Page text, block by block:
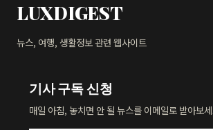
LUXDIGEST
뉴스, 여행, 생활정보 관련 웹사이트
기사 구독 신청
매일 아침, 놓치면 안 될 뉴스를 이메일로 받아보